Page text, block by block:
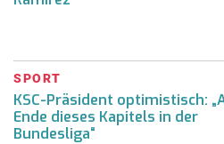
SPORT
KSC-Präsident optimistisch:
Ende dieses Kapitels in der
Bundesliga“